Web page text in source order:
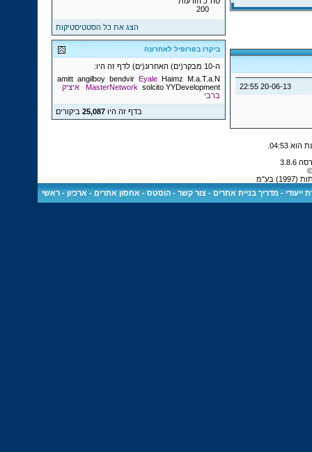
20-06-13
22:55
200
הצג את כל הסטטיסטיקות
ביקרו בפרופיל לאחרונה
ה-10 מבקר(ים) האחרונ(ים) לדף זה היו:
amitt angilboy bendvir Eyale Haimz M.a.T.a.N
MasterNetwork solcito YYDevelopment
איציק
ברבי
בדף זה היו25,087 ביקורים
04:53
בע"מ
ייעודי -מדריך בניית אתרים -צור קשר -הוסטס - אחסון אתרים - ארכיון -ראשי